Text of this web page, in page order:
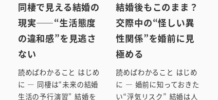
同棲で見える結婚の
現実――“生活態度
の違和感”を見逃さ
ない
読めばわかること はじめ
に ― 同棲は“未来の結婚
生活の予行演習” 結婚を
結婚後もこのまま？
交際中の“怪しい異
性関係”を婚前に見
極める
読めばわかること はじめ
に ― 婚前に知っておきた
い“浮気リスク” 結婚は人